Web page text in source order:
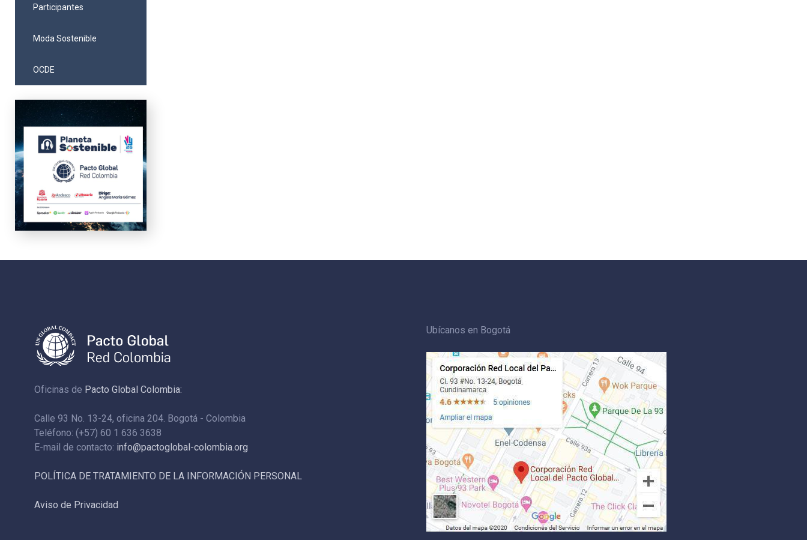
Participantes
Moda Sostenible
OCDE
Oficinas de Pacto Global Colombia:
Calle 93 No. 13-24, oficina 204. Bogotá - Colombia
Teléfono: (+57) 60 1 636 3638
E-mail de contacto: info@pactoglobal-colombia.org
POLÍTICA DE TRATAMIENTO DE LA INFORMACIÓN PERSONAL
Aviso de Privacidad
Ubícanos en Bogotá